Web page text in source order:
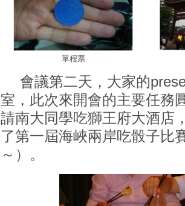
單程票
會議第二天，大家的
室，此次來開會的主要任務
請南大同學吃獅王府大酒店
了第一屆海峽兩岸吃骰子比
～）。